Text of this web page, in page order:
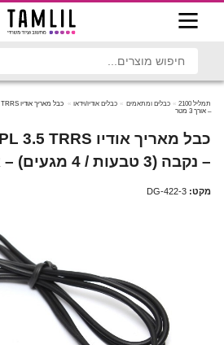
תמליל 2100 כבלים ומתאמים כבלים אודיו/וידאו
– אורך 3 מטר
– נקבה (3 טבעות / 4 מגעים) – אורך 3 מטר
מקט: DG-422-3